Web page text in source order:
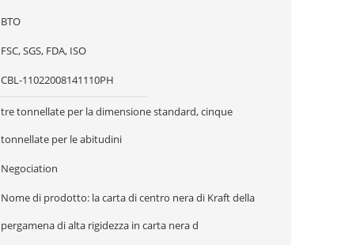
BTO
FSC, SGS, FDA, ISO
CBL-11022008141110PH
tre tonnellate per la dimensione standard, cinque
tonnellate per le abitudini
Negociation
Nome di prodotto: la carta di centro nera di Kraft della
pergamena di alta rigidezza in carta nera d